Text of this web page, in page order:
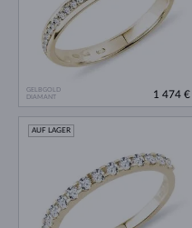
GELBGOLD
DIAMANT
1 474 €
AUF LAGER